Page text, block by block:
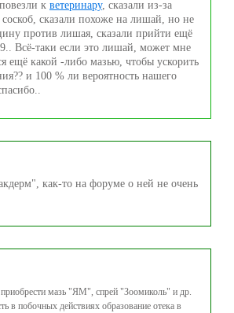
к ветеринару, сказали из-за
соскоб, сказали похоже на лишай, но не
против лишая, сказали прийти ещё
Всё-таки если это лишай, может мне
ещё какой -либо мазью, чтобы ускорить
и 100 % ли вероятность нашего
как-то на форуме о ней не очень
мазь "ЯМ", спрей "Зоомиколь" и др.
в побочных действиях образование отека в